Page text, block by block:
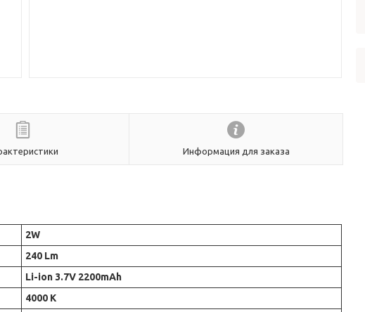
Информация для заказа
2W
240 Lm
Li-ion 3.7V 2200mAh
4000 К